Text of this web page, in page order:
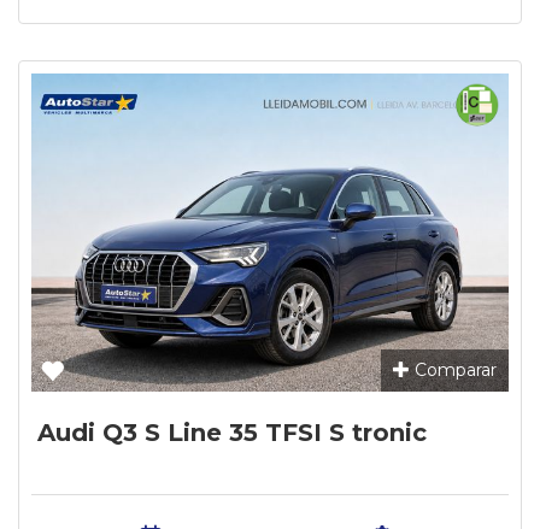
Comparar
Audi Q3 S Line 35 TFSI S tronic